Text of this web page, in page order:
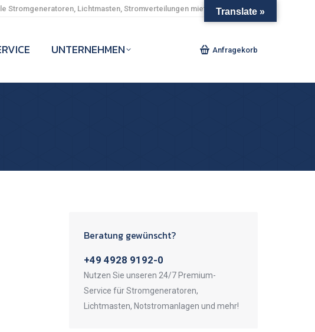
Stromgeneratoren, Lichtmasten, Stromverteilungen mieten und kaufen.
UNTERNEHMEN Anfragekorb
Beratung gewünscht?
+49 4928 9192-0
Nutzen Sie unseren 24/7 Premium-
Service für Stromgeneratoren,
Lichtmasten, Notstromanlagen und mehr!
Translate »